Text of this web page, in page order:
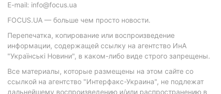
E-mail: info@focus.ua
FOCUS.UA — больше чем просто новости.
Перепечатка, копирование или воспроизведение
информации, содержащей ссылку на агентство ИнА
"Українські Новини", в каком-либо виде строго запрещены.
Все материалы, которые размещены на этом сайте со
ссылкой на агентство "Интерфакс-Украина", не подлежат
дальнейшему воспроизведению и/или распространению в